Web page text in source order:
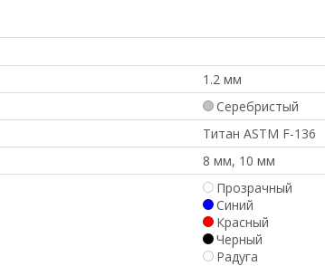
1.2 мм
Серебристый
Титан ASTM F-136
8 мм, 10 мм
Прозрачный
Синий
Красный
Черный
Радуга